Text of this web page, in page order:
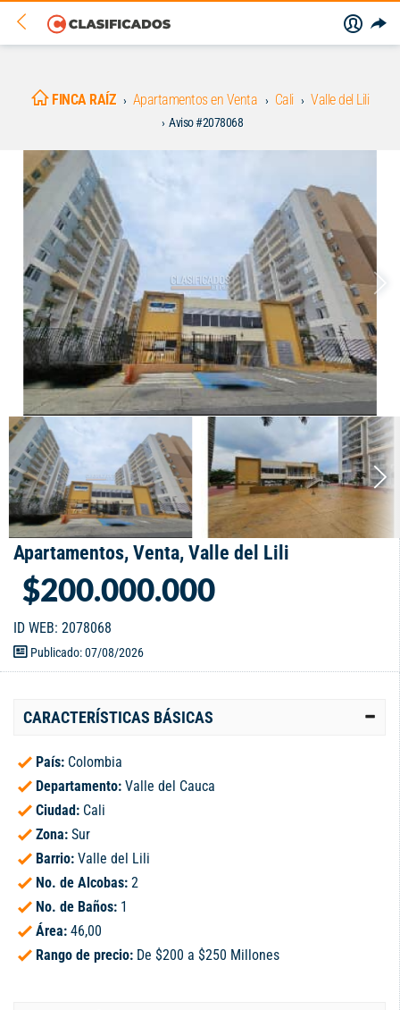
FINCA RAÍZ Apartamentos en Venta Cali Valle del Lili
Aviso #2078068
Apartamentos, Venta, Valle del Lili
$200.000.000
ID WEB: 2078068
Publicado: 07/08/2026
CARACTERÍSTICAS BÁSICAS
País: Colombia
Departamento: Valle del Cauca
Ciudad: Cali
Zona: Sur
Barrio: Valle del Lili
No. de Alcobas: 2
No. de Baños: 1
Área: 46,00
Rango de precio: De $200 a $250 Millones